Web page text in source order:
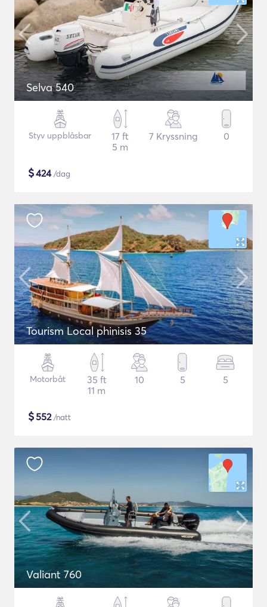
Selva 540
Styv uppblåsbar
17 ft
5 m
7 Kryssning 0
$424/dag
Tourism Local phinisis 35
Motorbåt
35 ft
11 m
10 5 5
$552/natt
Valiant 760